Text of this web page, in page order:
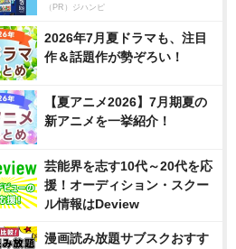
（PR）ジハンピ
2026年7月夏ドラマも、注目
作＆話題作が勢ぞろい！
【夏アニメ2026】7月期夏の
新アニメを一挙紹介！
芸能界を志す10代～20代を応
援！オーディション・スクー
ル情報はDeview
漫画読み放題サブスクおすす